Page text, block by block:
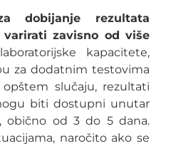
dobijanje rezultata
zavisno od više
kapacitete,
za dodatnim testovima
slučaju, rezultati
biti dostupni unutar
obično od 3 do 5 dana.
naročito ako se